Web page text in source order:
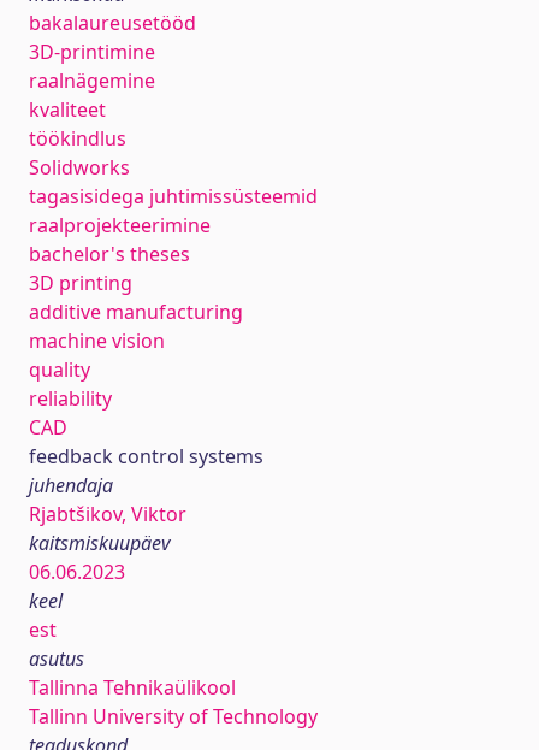
bakalaureusetööd
3D-printimine
raalnägemine
kvaliteet
töökindlus
Solidworks
tagasisidega juhtimissüsteemid
raalprojekteerimine
bachelor's theses
3D printing
additive manufacturing
machine vision
quality
reliability
CAD
feedback control systems
juhendaja
Rjabtšikov, Viktor
kaitsmiskuupäev
06.06.2023
keel
est
asutus
Tallinna Tehnikaülikool
Tallinn University of Technology